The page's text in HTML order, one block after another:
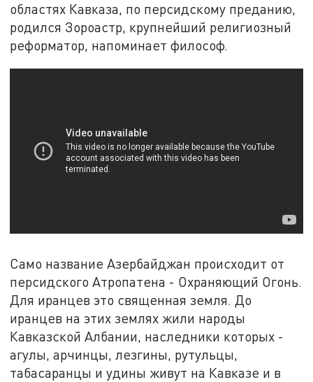
областях Кавказа, по персидскому преданию,
родился Зороастр, крупнейший религиозный
реформатор, напоминает философ.
Само название Азербайджан происходит от
персидского Атропатена - Охраняющий Огонь.
Для иранцев это священная земля. До
иранцев на этих землях жили народы
Кавказской Албании, наследники которых -
агулы, арчинцы, лезгины, рутульцы,
табасаранцы и удины живут на Кавказе и в